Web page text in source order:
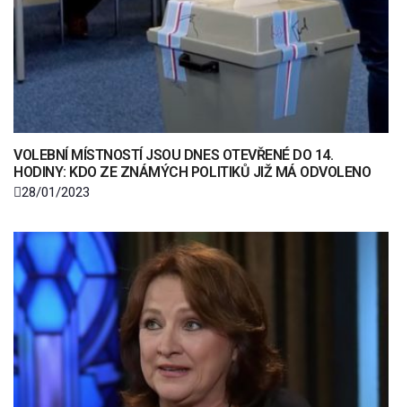
VOLEBNÍ MÍSTNOSTÍ JSOU DNES OTEVŘENÉ DO 14.
HODINY: KDO ZE ZNÁMÝCH POLITIKŮ JIŽ MÁ ODVOLENO
28/01/2023